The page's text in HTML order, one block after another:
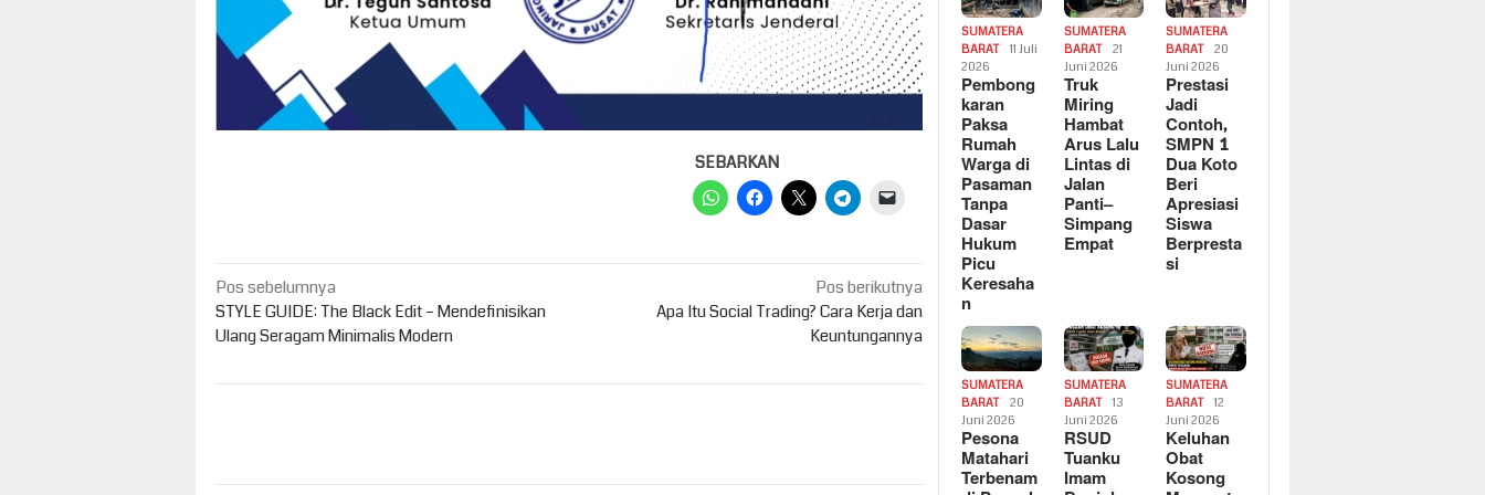
SEBARKAN
Navigasi
pos
Pos sebelumnya
STYLE GUIDE: The Black Edit – Mendefinisikan
Ulang Seragam Minimalis Modern
Pos berikutnya
Apa Itu Social Trading? Cara Kerja dan
Keuntungannya
SUMATERA
BARAT
11 Juli
2026
Pembong
karan
Paksa
Rumah
Warga di
Pasaman
Tanpa
Dasar
Hukum
Picu
Keresaha
n
SUMATERA
BARAT
21
Juni 2026
Truk
Miring
Hambat
Arus Lalu
Lintas di
Jalan
Panti–
Simpang
Empat
SUMATERA
BARAT
20
Juni 2026
Prestasi
Jadi
Contoh,
SMPN 1
Dua Koto
Beri
Apresiasi
Siswa
Berpresta
si
SUMATERA
BARAT
20
Juni 2026
Pesona
Matahari
Terbenam
SUMATERA
BARAT
13
Juni 2026
RSUD
Tuanku
Imam
SUMATERA
BARAT
12
Juni 2026
Keluhan
Obat
Kosong